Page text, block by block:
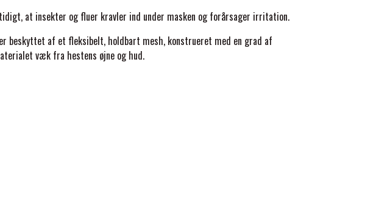
at insekter og fluer kravler ind under masken og forårsager irritation.
beskyttet af et fleksibelt, holdbart mesh, konstrueret med en grad af
væk fra hestens øjne og hud.